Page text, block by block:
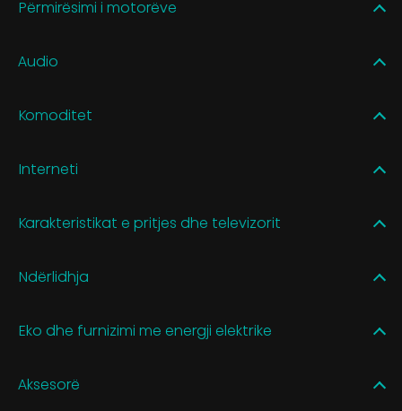
Përmirësimi i motorëve
Audio
Komoditet
Interneti
Karakteristikat e pritjes dhe televizorit
Ndërlidhja
Eko dhe furnizimi me energji elektrike
Aksesorë